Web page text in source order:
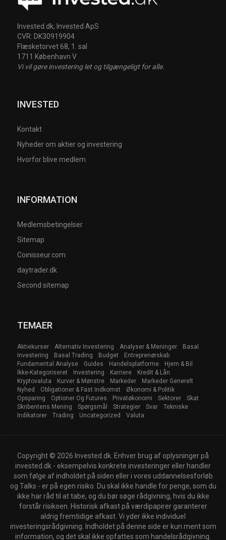
Invested.dk, Invested ApS
CVR: DK30919904
Flæsketorvet 68, 1. sal
1711 København V
Vi vil gøre investering let og tilgængeligt for alle.
INVESTED
Kontakt
Nyheder om aktier og investering
Hvorfor blive medlem
INFORMATION
Medlemsbetingelser
Sitemap
Coinisseur.com
daytrader.dk
Second sitemap
TEMAER
Aktiekurser Alternativ Investering Analyser & Meninger
Basal
Investering
Basal Trading Budget
Entreprenørskab
Fundamental Analyse
Guides Handelsplatforme
Hjem & Bil
Ikke-Kategoriseret
Investering Karriere
Kredit & Lån
Kryptovaluta
Kurver & Mønstre Markeder
Markeder Generelt
Nyhed
Obligationer & Fast Indkomst
Økonomi & Politik
Opsparing
Optioner Og Futures Privatøkonomi Sektorer
Skat
Skribentens Mening
Spørgsmål Strategier Svar
Tekniske
Indikatorer
Trading Uncategorized Valuta
Copyright © 2026 Invested.dk. Enhver brug af oplysninger på
invested.dk - eksempelvis konkrete investeringer eller handler
som følge af indholdet på siden eller i vores uddannelsesforløb
og Talks - er på egen risiko. Du skal ikke handle for penge, som du
ikke har råd til at tabe, og du bør søge rådgivning, hvis du ikke
forstår risikoen. Historisk afkast på værdipapirer garanterer
aldrig fremtidige afkast. Vi yder ikke individuel
investeringsrådgivning. Indholdet på denne side er kun ment som
information, og det skal ikke opfattes som handelsrådgivning.